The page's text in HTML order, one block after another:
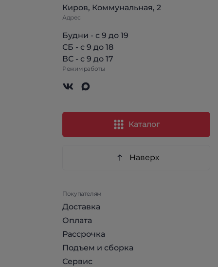
Киров, Коммунальная, 2
Адрес
Будни - с 9 до 19
СБ - с 9 до 18
ВС - с 9 до 17
Режим работы
Каталог
Наверх
Покупателям
Доставка
Оплата
Рассрочка
Подъем и сборка
Сервис